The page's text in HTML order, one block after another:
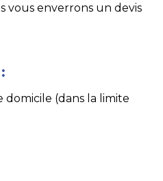
vous enverrons un devis
domicile (dans la limite